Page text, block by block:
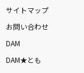
サイトマップ
お問い合わせ
DAM
DAM★とも